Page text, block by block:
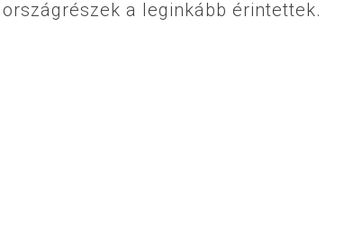
a leginkább érintettek.